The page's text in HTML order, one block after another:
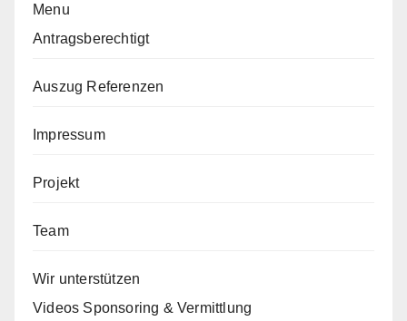
Menu
Antragsberechtigt
Auszug Referenzen
Impressum
Projekt
Team
Wir unterstützen
Videos Sponsoring & Vermittlung